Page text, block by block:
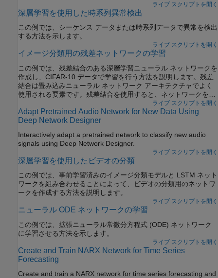
ライブ スクリプトを開く
深層学習を使用した時系列異常検出
この例では、シーケンス データまたは時系列データで異常を検出
する方法を示します。
ライブ スクリプトを開く
イメージ分類用の残差ネットワークの学習
この例では、残差結合のある深層学習ニューラル ネットワークを
作成し、CIFAR-10 データで学習を行う方法を説明します。残差
結合は畳み込みニューラル ネットワーク アーキテクチャでよく
使用される要素です。残差結合を使用すると、ネットワークを通
じた勾配フローが改善し、より深いネットワークの学習が可能に
なります。
ライブ スクリプトを開く
Adapt Pretrained Audio Network for New Data Using
Deep Network Designer
Interactively adapt a pretrained network to classify new audio
signals using Deep Network Designer.
ライブ スクリプトを開く
深層学習を使用したビデオの分類
この例では、事前学習済みのイメージ分類モデルと LSTM ネット
ワークを組み合わせることによって、ビデオの分類用のネットワ
ークを作成する方法を説明します。
ライブ スクリプトを開く
ニューラル ODE ネットワークの学習
この例では、拡張ニューラル常微分方程式 (ODE) ネットワーク
に学習させる方法を示します。
ライブ スクリプトを開く
Create and Train NARX Network for Time Series
Forecasting
Create and train a NARX network for time series forecasting and